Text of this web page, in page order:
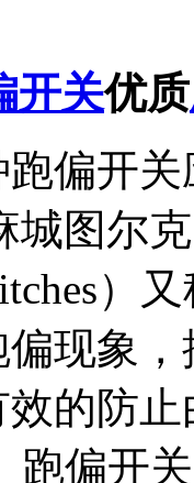
开关优质
偏开
城图尔
）
现象
的防
开关